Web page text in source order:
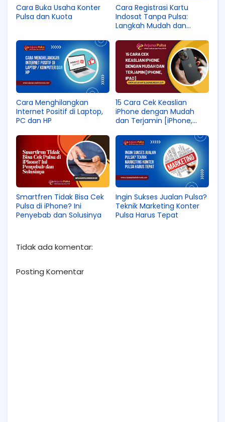
Cara Buka Usaha Konter
Pulsa dan Kuota
Cara Registrasi Kartu
Indosat Tanpa Pulsa:
Langkah Mudah dan
Cara Menghilangkan
Internet Positif di Laptop,
PC dan HP
15 Cara Cek Keaslian
iPhone dengan Mudah
dan Terjamin [iPhone,
Smartfren Tidak Bisa Cek
Pulsa di iPhone? Ini
Penyebab dan Solusinya
Ingin Sukses Jualan Pulsa?
Teknik Marketing Konter
Pulsa Harus Tepat
Tidak ada komentar:
Posting Komentar